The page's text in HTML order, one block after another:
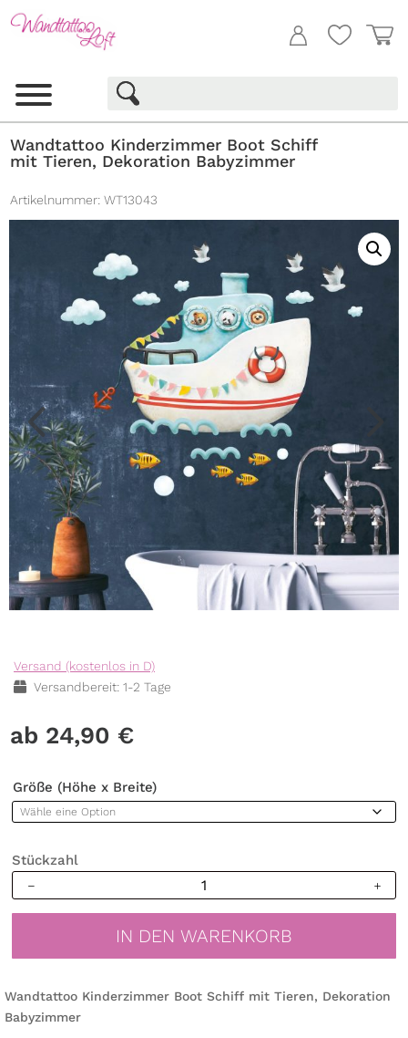
Wandtattoo Kinderzimmer Boot Schiff
mit Tieren, Dekoration Babyzimmer
Artikelnummer: WT13043
Versand (kostenlos in D)
Versandbereit: 1-2 Tage
24,90 €
Größe (Höhe x Breite)
Stückzahl
Kinderzimmer
Babyzimmer
IN DEN WARENKORB
Wandtattoo Kinderzimmer Boot Schiff mit Tieren, Dekoration
Babyzimmer